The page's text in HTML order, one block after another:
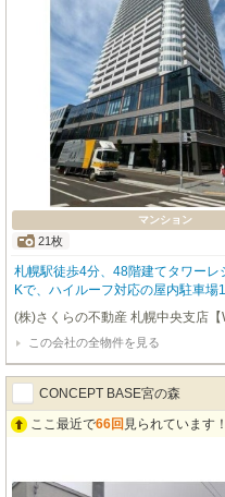
マンション
21枚
札幌駅徒歩4分、48階建てタワー
Kで、ハイルーフ対応の屋内駐車
食洗機、浴室乾燥機、追い焚き、
都心で上質な暮らしを求める方に
(株)さくらの不動産 札幌中央支店【
この会社の全物件を見る
CONCEPT BASE宮の森
ここ最近で66回 見られています！